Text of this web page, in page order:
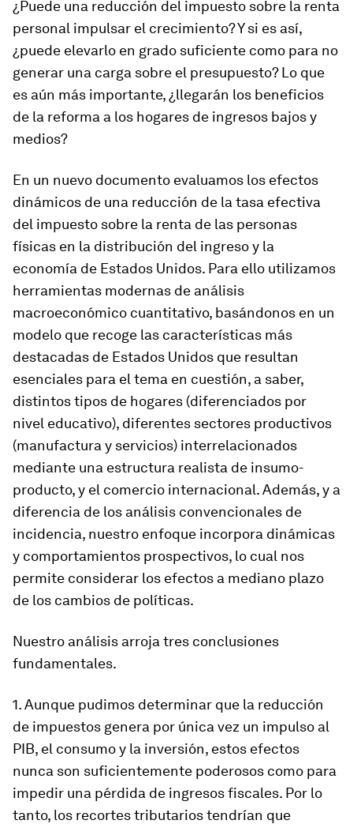
¿Puede una reducción del impuesto sobre la renta
personal impulsar el crecimiento? Y si es así,
¿puede elevarlo en grado suficiente como para no
generar una carga sobre el presupuesto? Lo que
es aún más importante, ¿llegarán los beneficios
de la reforma a los hogares de ingresos bajos y
medios?
En un nuevo documento evaluamos los efectos
dinámicos de una reducción de la tasa efectiva
del impuesto sobre la renta de las personas
físicas en la distribución del ingreso y la
economía de Estados Unidos. Para ello utilizamos
herramientas modernas de análisis
macroeconómico cuantitativo, basándonos en un
modelo que recoge las características más
destacadas de Estados Unidos que resultan
esenciales para el tema en cuestión, a saber,
distintos tipos de hogares (diferenciados por
nivel educativo), diferentes sectores productivos
(manufactura y servicios) interrelacionados
mediante una estructura realista de insumo-
producto, y el comercio internacional. Además, y a
diferencia de los análisis convencionales de
incidencia, nuestro enfoque incorpora dinámicas
y comportamientos prospectivos, lo cual nos
permite considerar los efectos a mediano plazo
de los cambios de políticas.
Nuestro análisis arroja tres conclusiones
fundamentales.
1. Aunque pudimos determinar que la reducción
de impuestos genera por única vez un impulso al
PIB, el consumo y la inversión, estos efectos
nunca son suficientemente poderosos como para
impedir una pérdida de ingresos fiscales. Por lo
tanto, los recortes tributarios tendrían que